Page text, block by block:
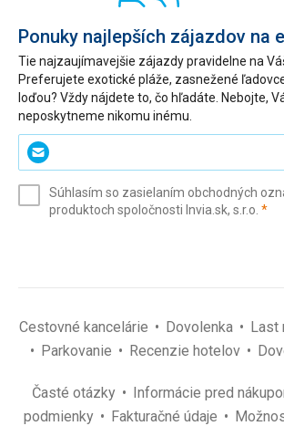
Ponuky najlepších zájazdov na
Tie najzaujímavejšie zájazdy pravidelne na
Preferujete exotické pláže, zasnežené
loďou? Vždy nájdete to, čo hľadáte. Nebojte,
neposkytneme nikomu inému.
Zadajte
svoj
(povinné)
Súhlasím so zasielaním obchodných
produktoch spoločnosti Invia.sk, s.r.o. *
Cestovné kancelárie Dovolenka Last
Parkovanie
Recenzie hotelov
Časté otázky Informácie pred
podmienky
Fakturačné údaje